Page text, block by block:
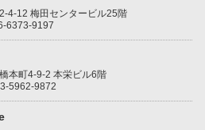
12 梅田センタービル25階
6373-9197
本町4-9-2 本栄ビル6階
5962-9872